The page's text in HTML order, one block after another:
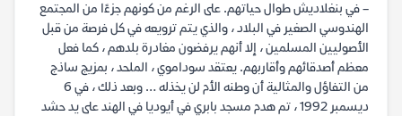
– في بنغلاديش طوال حياتهم. على الرغم من كونهم جزءًا من المجتمع
الهندوسي الصغير في البلاد ، والذي يتم ترويعه في كل فرصة من قبل
الأصوليين المسلمين ، إلا أنهم يرفضون مغادرة بلدهم ، كما فعل
معظم أصدقائهم وأقاربهم. يعتقد سوداموي ، الملحد ، بمزيج ساذج
من التفاؤل والمثالية أن وطنه الأم لن يخذله … وبعد ذلك ، في 6
ديسمبر 1992 ، تم هدم مسجد بابري في أيوديا في الهند على يد حشد